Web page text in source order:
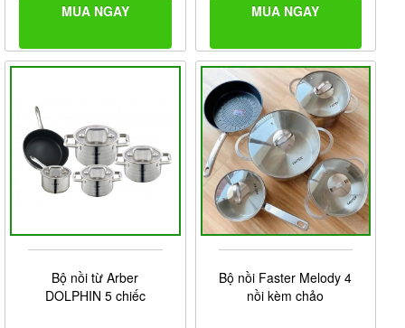
MUA NGAY
MUA NGAY
Bộ nồi từ Arber
DOLPHIN 5 chiếc
Bộ nồi Faster Melody 4
nồi kèm chảo